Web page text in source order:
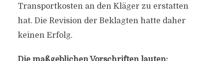
Transportkosten an den Kläger zu erstatten
hat. Die Revision der Beklagten hatte daher
keinen Erfolg.